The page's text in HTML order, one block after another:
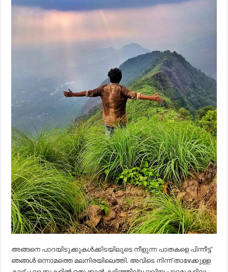
അങ്ങനെ പാറയിടുക്കുകൾക്കിടയിലൂടെ നീളുന്ന പാതകളെ പിന്നീട്ട്
ഞങ്ങൾ ഒന്നാമത്തെ മലനിരയിലെത്തി. അവിടെ നിന്ന് താഴേക്കുള്ള